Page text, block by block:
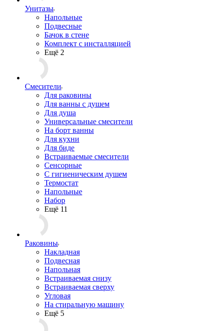
Унитазы
Напольные
Подвесные
Бачок в стене
Комплект с инсталляцией
Ещё 2
Смесители
Для раковины
Для ванны с душем
Для душа
Универсальные смесители
На борт ванны
Для кухни
Для биде
Встраиваемые смесители
Сенсорные
С гигиеническим душем
Термостат
Напольные
Набор
Ещё 11
Раковины
Накладная
Подвесная
Напольная
Встраиваемая снизу
Встраиваемая сверху
Угловая
На стиральную машину
Ещё 5